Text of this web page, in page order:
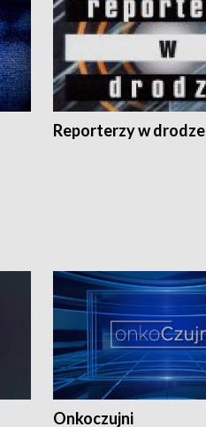
Reporterzy w drodze
Onkoczujni